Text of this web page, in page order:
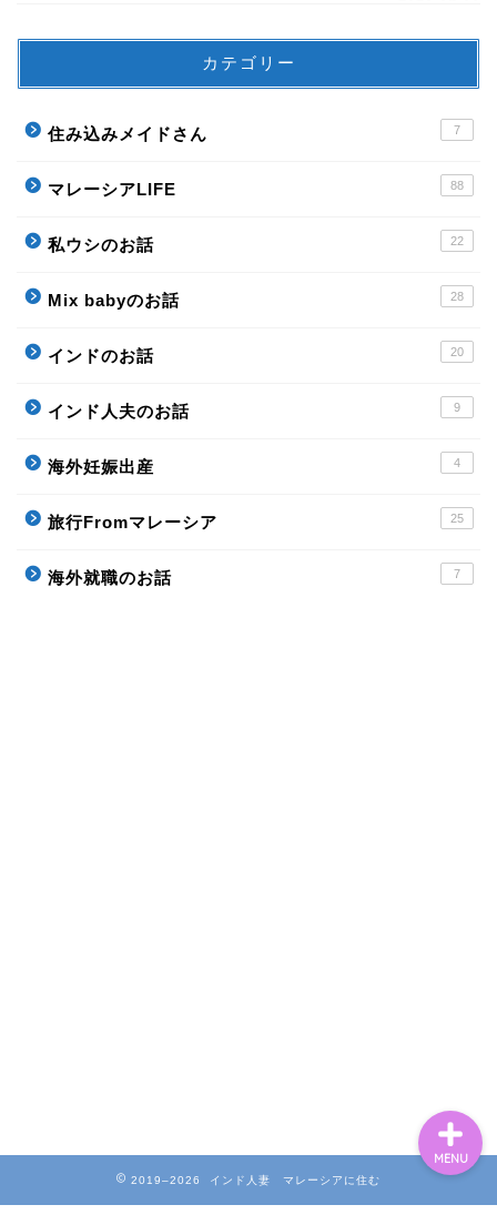
カテゴリー
住み込みメイドさん 7
マレーシアLIFE 88
私ウシのお話 22
Mix babyのお話 28
インドのお話 20
インド人夫のお話 9
海外妊娠出産 4
旅行Fromマレーシア 25
海外就職のお話 7
2019–2026 インド人妻 マレーシアに住む
MENU